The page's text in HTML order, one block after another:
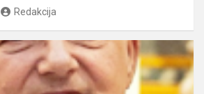
Redakcija